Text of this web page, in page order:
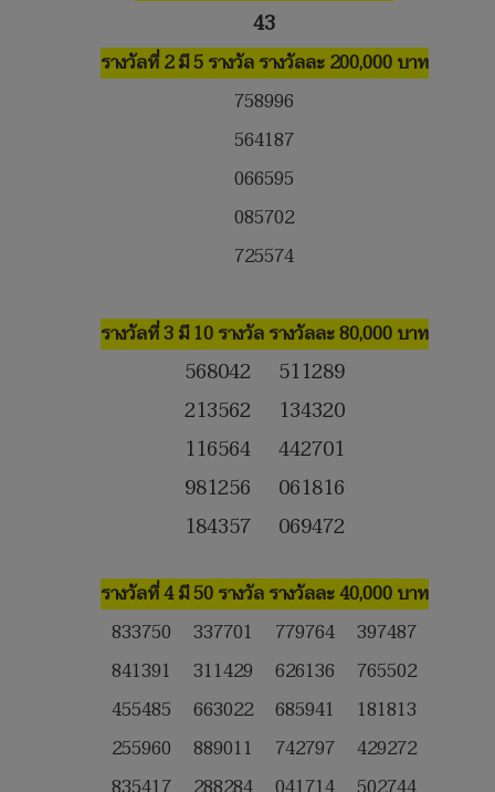
43
รางวัลที่ 2 มี 5 รางวัล รางวัลละ 200,000 บาท
758996
564187
066595
085702
725574
รางวัลที่ 3 มี 10 รางวัล รางวัลละ 80,000 บาท
568042 511289
213562 134320
116564 442701
981256 061816
184357 069472
รางวัลที่ 4 มี 50 รางวัล รางวัลละ 40,000 บาท
833750 337701 779764 397487
841391 311429 626136 765502
455485 663022 685941 181813
255960 889011 742797 429272